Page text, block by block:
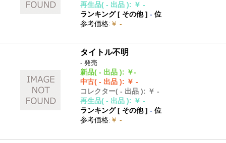
再生品( - 出品 ): ￥ -
ランキング [ その他]- 位
参考価格: ￥ -
タイトル不明
- 発売
新品( - 出品 ): ￥-
中古( - 出品 ): ￥ -
コレクター( - 出品 ): ￥ -
再生品( - 出品 ): ￥ -
ランキング [ その他]- 位
参考価格: ￥ -